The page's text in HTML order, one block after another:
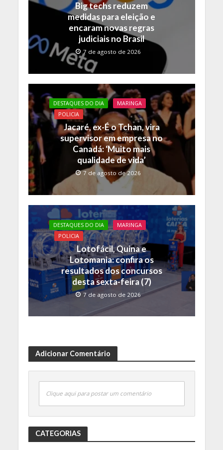
k p k
Big techs reduzem
medidas para eleição e
encaram novas regras
judiciais no Brasil
7 de agosto de 2026
DESTAQUES DO DIA
MARINGA
POLICIA
Jacaré, ex-É o Tchan, vira
supervisor em empresa no
Canadá: ‘Muito mais
qualidade de vida’
7 de agosto de 2026
DESTAQUES DO DIA
MARINGA
POLICIA
Lotofácil, Quina e
Lotomania: confira os
resultados dos concursos
desta sexta-feira (7)
7 de agosto de 2026
Adicionar Comentário
Clique aqui para postar um comentário
CATEGORIAS